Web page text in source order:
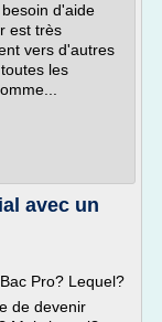
d'aide
est très
vers d'autres
les
avec un
Pro? Lequel?
de devenir